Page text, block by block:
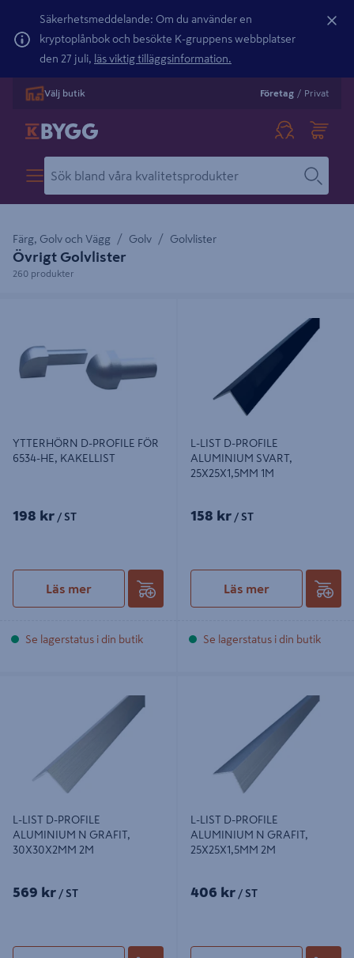
Säkerhetsmeddelande: Om du använder en
kryptoplånbok och besökte K-gruppens webbplatser
den 27 juli, läs viktig tilläggsinformation.
Välj butik Företag / Privat
Färg, Golv och Vägg Golv Golvlister
Övrigt Golvlister
260 produkter
YTTERHÖRN D-PROFILE FÖR
6534-HE, KAKELLIST
198 kr / ST
Läs mer
Se lagerstatus i din butik
L-LIST D-PROFILE
ALUMINIUM SVART,
25X25X1,5MM 1M
158 kr / ST
Läs mer
Se lagerstatus i din butik
GRAFIT, 30X30X2MM 2M
L-LIST D-PROFILE
ALUMINIUM N GRAFIT,
30X30X2MM 2M
569 kr / ST
GRAFIT, 25X25X1,5MM 2M
L-LIST D-PROFILE
ALUMINIUM N GRAFIT,
25X25X1,5MM 2M
406 kr / ST